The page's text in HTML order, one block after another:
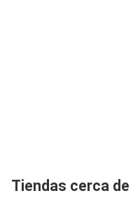
Tiendas cerca de